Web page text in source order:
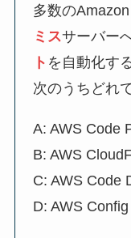
多数の
ミスサーバー
ト を自動化す
次のうちどれ
A: AWS Code
B: AWS
C: AWS Code
D: AWS Config